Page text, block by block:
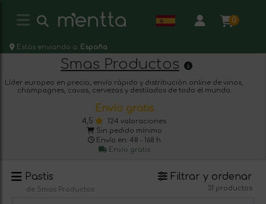
0
Estás enviando a: España
Smas Productos
Líder europeo en precio, envío rápido y distribución online de vinos,
champagnes, cavas, cervezas y destilados de todo el mundo.
Envío gratis
4,5
124 valoraciones
Sin pedido mínimo
Envío en: 48 - 168 h
Envío gratis
Pastis
de Smas Productos
Filtrar y ordenar
31 productos